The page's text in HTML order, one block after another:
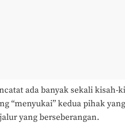
ada banyak sekali
“menyukai” kedua pihak
yang berseberangan.